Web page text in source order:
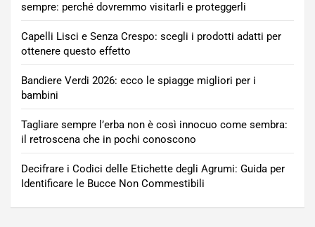
sempre: perché dovremmo visitarli e proteggerli
Capelli Lisci e Senza Crespo: scegli i prodotti adatti per
ottenere questo effetto
Bandiere Verdi 2026: ecco le spiagge migliori per i
bambini
Tagliare sempre l’erba non è così innocuo come sembra:
il retroscena che in pochi conoscono
Decifrare i Codici delle Etichette degli Agrumi: Guida per
Identificare le Bucce Non Commestibili